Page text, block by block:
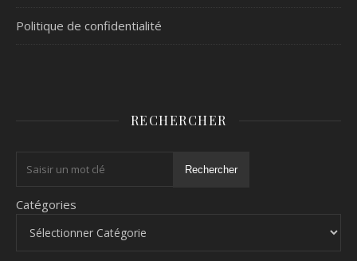
Politique de confidentialité
RECHERCHER
Rechercher
Catégories